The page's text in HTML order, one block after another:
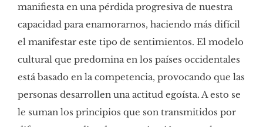
manifiesta en una pérdida progresiva de nuestra
capacidad para enamorarnos, haciendo más difícil
el manifestar este tipo de sentimientos. El modelo
cultural que predomina en los países occidentales
está basado en la competencia, provocando que las
personas desarrollen una actitud egoísta. A esto se
le suman los principios que son transmitidos por